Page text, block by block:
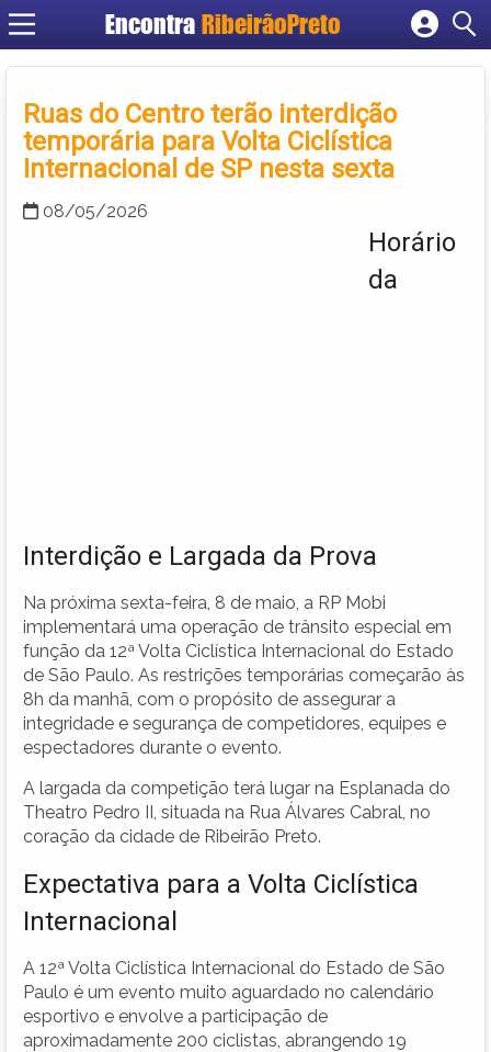
Encontra RibeirãoPreto
Cadastrar empresa
Criar conta
Ruas do Centro terão interdição
temporária para Volta Ciclística
Internacional de SP nesta sexta
08/05/2026
Horário
da
Interdição e Largada da Prova
Na próxima sexta-feira, 8 de maio, a RP Mobi
implementará uma operação de trânsito especial em
função da 12ª Volta Ciclística Internacional do Estado
de São Paulo. As restrições temporárias começarão às
8h da manhã, com o propósito de assegurar a
integridade e segurança de competidores, equipes e
espectadores durante o evento.
A largada da competição terá lugar na Esplanada do
Theatro Pedro II, situada na Rua Álvares Cabral, no
coração da cidade de Ribeirão Preto.
Expectativa para a Volta Ciclística
Internacional
A 12ª Volta Ciclística Internacional do Estado de São
Paulo é um evento muito aguardado no calendário
esportivo e envolve a participação de
aproximadamente 200 ciclistas, abrangendo 19